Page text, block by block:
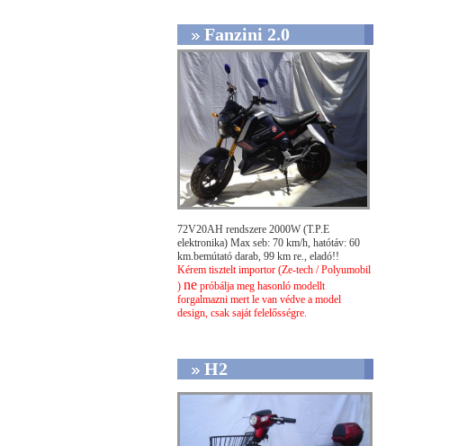
Fanzini 2.0
72V20AH rendszere 2000W (T.P.E
elektronika) Max seb: 70 km/h, hatótáv: 60
km.bemútató darab, 99 km re., eladó!!
Kérem tisztelt importor (Ze-tech / Polyumobil
) ne próbálja meg hasonló modellt
forgalmazni mert le van védve a model
design, csak saját felelősségre.
H2